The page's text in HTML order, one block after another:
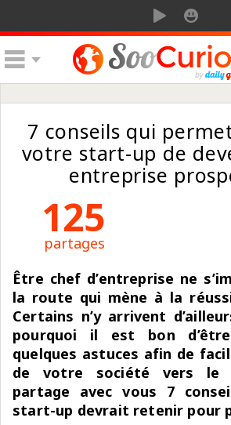
7 conseils qui
votre start-up de
entreprise
125
partages
Être chef d’entreprise ne
la route qui mène à la
Certains n’y arrivent
pourquoi il est bon
quelques astuces afin de
de votre société vers le
partage avec vous 7
start-up devrait retenir pour